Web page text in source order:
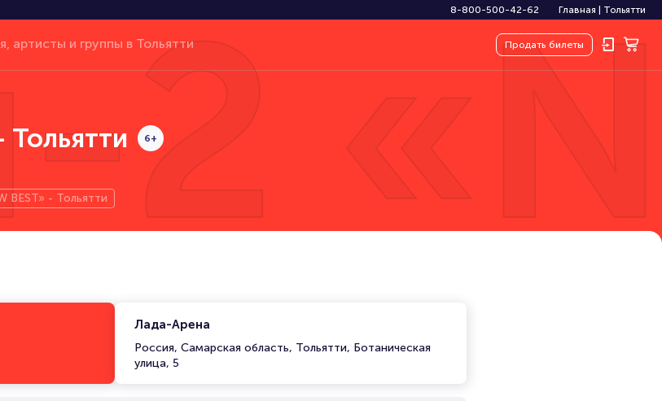
8-800-500-42-62 Главная Тольятти
Продать билеты
2
Тольятти 6+
BEST» - Тольятти
Лада-Арена
Россия, Самарская область, Тольятти, Ботаническая
улица, 5